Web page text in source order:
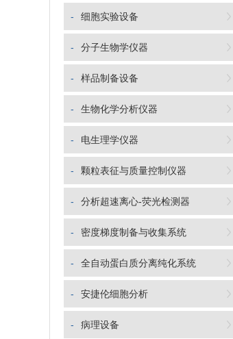
- 细胞实验设备
- 分子生物学仪器
- 样品制备设备
- 生物化学分析仪器
- 电生理学仪器
- 颗粒表征与质量控制仪器
- 分析超速离心-荧光检测器
- 密度梯度制备与收集系统
- 全自动蛋白质分离纯化系统
- 安捷伦细胞分析
- 病理设备